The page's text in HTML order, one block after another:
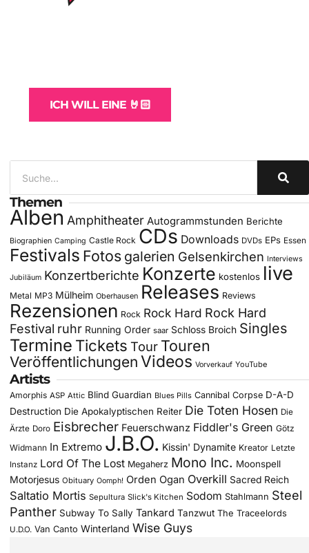
ICH WILL EINE 🤘🏻
Themen
Alben Amphitheater Autogrammstunden Berichte
Biographien Camping Castle Rock CDs Downloads DVDs EPs Essen
Festivals Fotos galerien Gelsenkirchen Interviews
Jubiläum Konzertberichte Konzerte kostenlos live
Metal MP3 Mülheim Oberhausen Releases Reviews
Rezensionen Rock Rock Hard Rock Hard
Festival ruhr Running Order saar Schloss Broich Singles
Termine Tickets Tour Touren
Veröffentlichungen Videos Vorverkauf YouTube
Artists
Amorphis ASP Attic Blind Guardian Blues Pills Cannibal Corpse D-A-D
Destruction Die Apokalyptischen Reiter Die Toten Hosen Die
Ärzte Doro Eisbrecher Feuerschwanz Fiddler's Green Götz
Widmann In Extremo J.B.O. Kissin' Dynamite Kreator Letzte
Instanz Lord Of The Lost Megaherz Mono Inc. Moonspell
Motorjesus Obituary Oomph! Orden Ogan Overkill Sacred Reich
Saltatio Mortis Sepultura Slick's Kitchen Sodom Stahlmann Steel
Panther Subway To Sally Tankard Tanzwut The Traceelords
U.D.O. Van Canto Winterland Wise Guys